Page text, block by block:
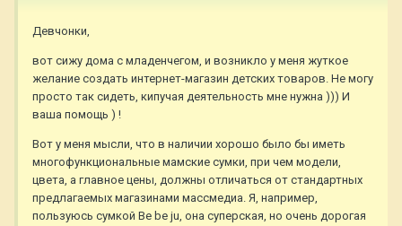
Девчонки,
вот сижу дома с младенчегом, и возникло у меня жуткое
желание создать интернет-магазин детских товаров. Не могу
просто так сидеть, кипучая деятельность мне нужна ))) И
ваша помощь ) !
Вот у меня мысли, что в наличии хорошо было бы иметь
многофункциональные мамские сумки, при чем модели,
цвета, а главное цены, должны отличаться от стандартных
предлагаемых магазинами массмедиа. Я, например,
пользуюсь сумкой Be be ju, она суперская, но очень дорогая